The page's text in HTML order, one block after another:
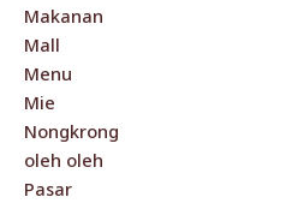
Makanan
Mall
Menu
Mie
Nongkrong
oleh oleh
Pasar